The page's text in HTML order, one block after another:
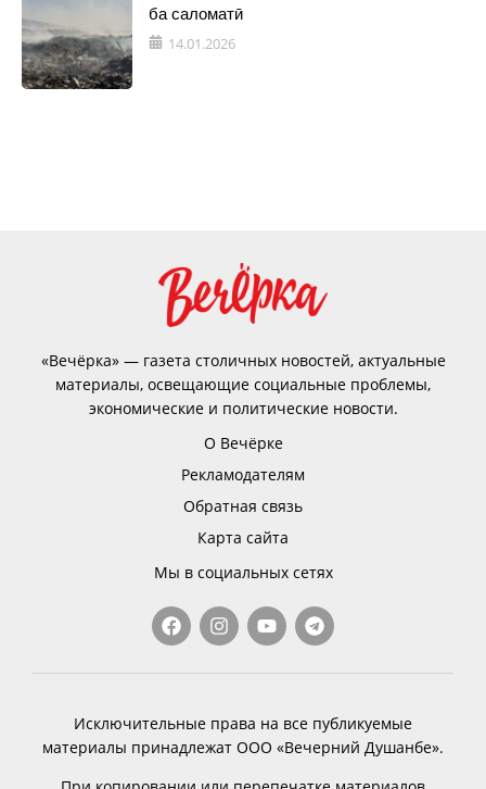
ба саломатӣ
14.01.2026
«Вечёрка» — газета столичных новостей, актуальные
материалы, освещающие социальные проблемы,
экономические и политические новости.
О Вечёрке
Рекламодателям
Обратная связь
Карта сайта
Мы в социальных сетях
Исключительные права на все публикуемые
материалы принадлежат ООО «Вечерний Душанбе».